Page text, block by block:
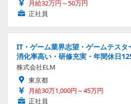
月給32万円～50万円
正社員
IT・ゲーム業界志望・ゲームテス
消化率高い・研修充実・年間休日
株式会社ELM
東京都
月給30万1,000円～45万円
正社員